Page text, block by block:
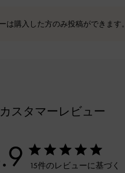
は購入した方のみ投稿ができます。
カスタマーレビュー
15件のレビューに基づく